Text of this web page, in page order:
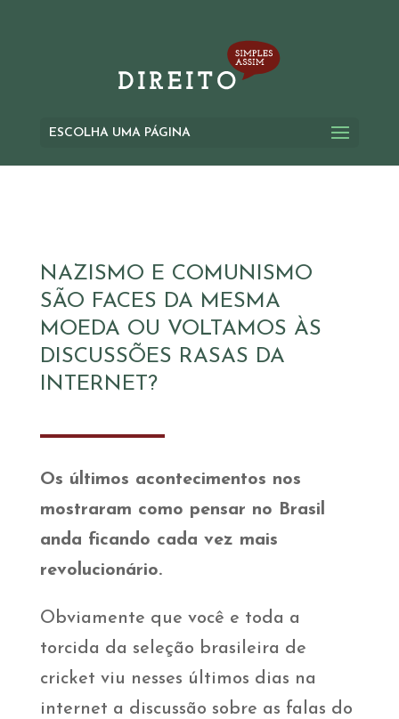
ESCOLHA UMA PÁGINA
NAZISMO E COMUNISMO
SÃO FACES DA MESMA
MOEDA OU VOLTAMOS ÀS
DISCUSSÕES RASAS DA
INTERNET?
Os últimos acontecimentos nos
mostraram como pensar no Brasil
anda ficando cada vez mais
revolucionário.
Obviamente que você e toda a
torcida da seleção brasileira de
cricket viu nesses últimos dias na
internet a discussão sobre as falas do